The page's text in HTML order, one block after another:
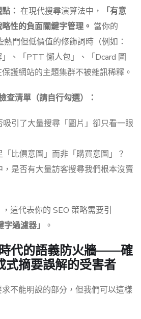
： 在現代搜尋演算法中，
「有意
性的負面關鍵字管理。 當你的
門但低價值的修飾詞時（例如：
、「PTT 懶人包」、「Dcard 圖
護網站的主題集群不被雜訊稀釋。
查清單（請自行勾選）：
引了大量搜尋「圖片」卻只看一眼
比價意圖」而非「購買意圖」？
是否有大量訪客搜尋我們根本沒賣
這代表你的 SEO 策略需要引
字過濾器」 。
代的語義防火牆——確
式摘要誤解的受害者
不能明說的部分，但我們可以這樣